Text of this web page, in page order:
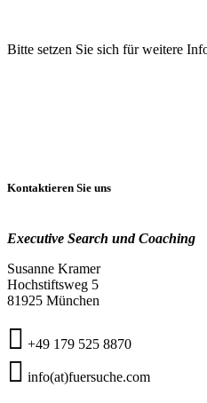
Bitte setzen Sie sich für weitere
Kontaktieren Sie uns
Executive Search und Coaching
Susanne Kramer
Hochstiftsweg 5
81925 München
+49 179 525 8870
info(at)fuersuche.com